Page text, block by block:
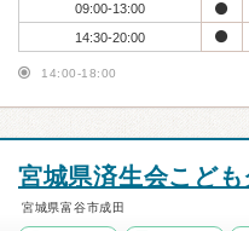
09:00-13:00
14:30-20:00
14:00-18:00
宮城県済生会こども
宮城県富谷市成田